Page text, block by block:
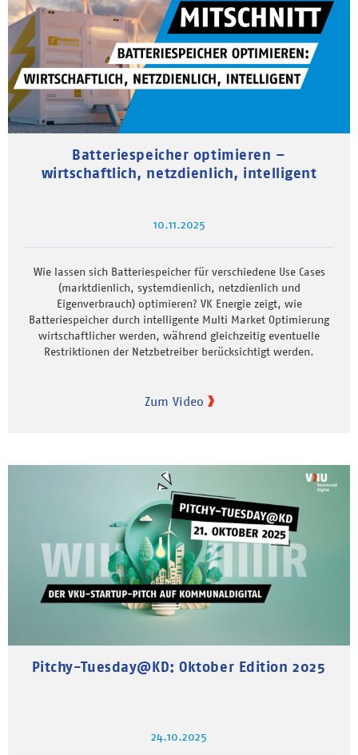
Batteriespeicher optimieren –
wirtschaftlich, netzdienlich, intelligent
10.11.2025
Wie lassen sich Batteriespeicher für verschiedene Use Cases
(marktdienlich, systemdienlich, netzdienlich und
Eigenverbrauch) optimieren? VK Energie zeigt, wie
Batteriespeicher durch intelligente Multi Market Optimierung
wirtschaftlicher werden, während gleichzeitig eventuelle
Restriktionen der Netzbetreiber berücksichtigt werden.
Zum Video
Pitchy-Tuesday@KD: Oktober Edition 2025
24.10.2025